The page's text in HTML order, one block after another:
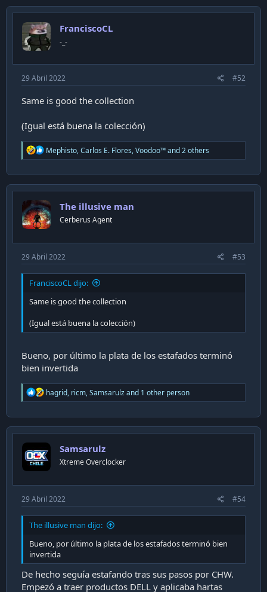
FranciscoCL
-_-
29 Abril 2022 #52
Same is good the collection
(Igual está buena la colección)
R
e
c
t
o
n
s
Mephisto,Carlos E. Flores,Voodoo™and 2 others
The illusive man
Cerberus Agent
29 Abril 2022 #53
FranciscoCL dijo:
Same is good the collection
(Igual está buena la colección)
Bueno, por último la plata de los estafados terminó
bien invertida
R
e
c
t
o
n
s
hagrid, ricm,Samsarulzand 1 other person
Samsarulz
Xtreme Overclocker
29 Abril 2022 #54
The illusive man dijo:
Bueno, por último la plata de los estafados terminó bien
invertida
De hecho seguía estafando tras sus pasos por CHW.
Empezó a traer productos DELL y aplicaba hartas